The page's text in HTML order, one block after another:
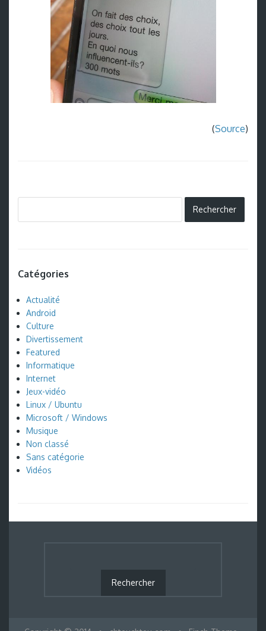
(Source)
Catégories
Actualité
Android
Culture
Divertissement
Featured
Informatique
Internet
Jeux-vidéo
Linux / Ubuntu
Microsoft / Windows
Musique
Non classé
Sans catégorie
Vidéos